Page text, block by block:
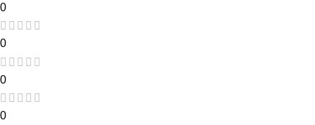
0
0
0
0